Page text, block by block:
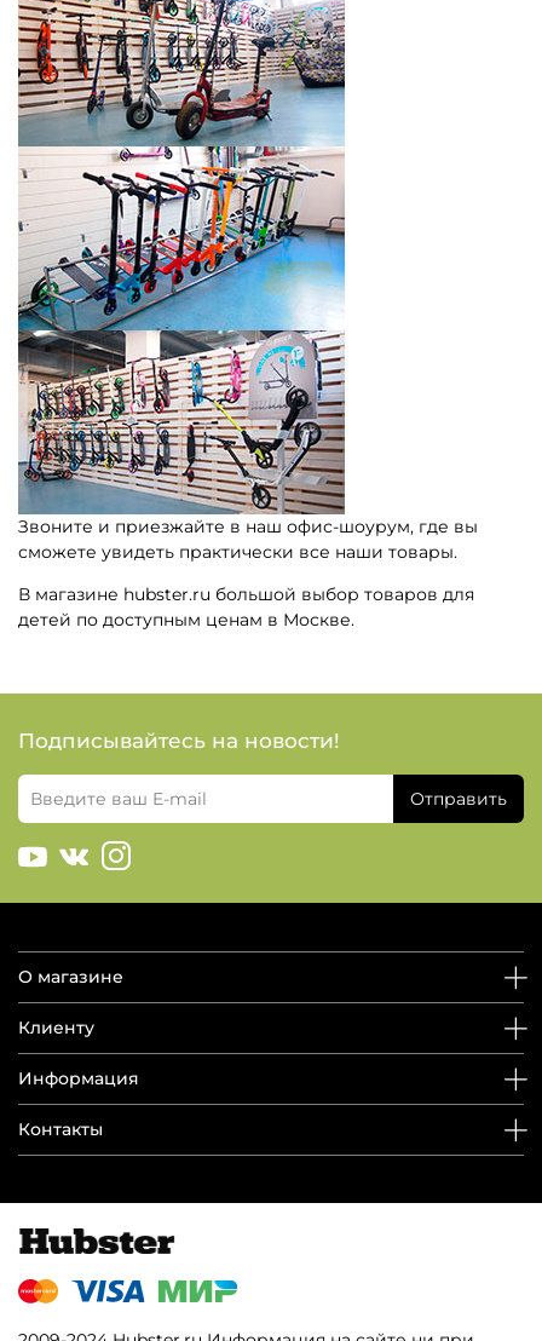
Звоните и приезжайте в наш офис-шоурум, где вы
сможете увидеть практически все наши товары.
В магазине hubster.ru большой выбор товаров для
детей по доступным ценам в Москве.
Подписывайтесь на новости!
Отправить
О магазине
Клиенту
Информация
Контакты